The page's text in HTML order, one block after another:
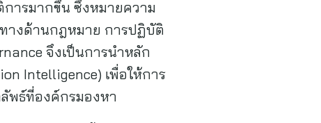
ารมากขึ้น ซึ่งหมายความ
างด้านกฎหมาย การปฏิบัติ
จึงเป็นการนำหลัก
Intelligence) เพื่อให้การ
พธ์ที่องค์กรมองหา